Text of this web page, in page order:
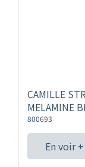
CAMILLE
MELAMINE
800693
En voir +